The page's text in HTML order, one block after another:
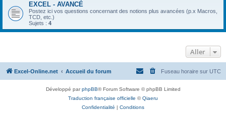
EXCEL - AVANCÉ
Postez ici vos questions concernant des notions plus avancées (p.x Macros,
TCD, etc.)
Sujets : 4
Aller
Excel-Online.net Accueil du forum Fuseau horaire sur UTC
Développé parphpBB® Forum Software © phpBB Limited
Traduction française officielle ©Qiaeru
Confidentialité | Conditions